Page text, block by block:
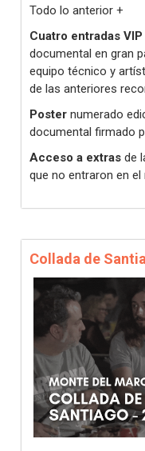
Todo lo anterior +
Cuatro entradas VIP
documental en gran
equipo técnico y
de las anteriores
Poster numerado
documental firmado
Acceso a extras de
que no entraron en
Collada de